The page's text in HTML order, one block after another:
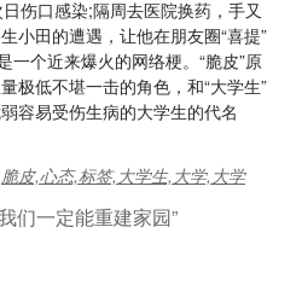
伤口感染;隔周去医院换药，手又
田的遭遇，让他在朋友圈“喜提”
一个近来爆火的网络梗。“脆皮”原
极低不堪一击的角色，和“大学生”
容易受伤生病的大学生的代名
脆皮,心态,标签,大学生,大学,大学